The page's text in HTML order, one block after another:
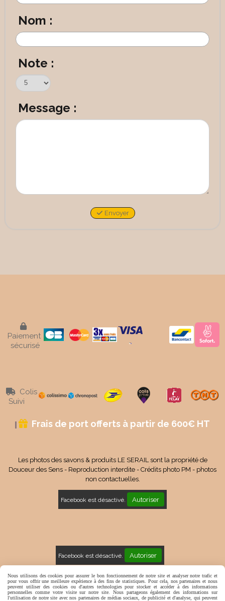
Nom :
Note :
Message :
Envoyer

Paiement
sécurisé

Colis
Suivi
 Frais de port offerts à partir de 600€ HT
Les photos des savons & produits LE SERAIL sont la propriété de
Douceur des Sens - Reproduction interdite - Crédits photo PM - photos
non contactuelles.
Facebook est désactivé. Autoriser
Facebook est désactivé. Autoriser
Mentions Légales Conditions générales de vente
Politique de confidentialité Gestion cookies Mon Compte
Nous utilisons des cookies pour assurer le bon fonctionnement de notre site et analyser notre trafic et
pour vous offrir une meilleure expérience à des fins de statistiques. Pour cela, nos partenaires et nous
peuvent utiliser des cookies ou d'autres technologies pour stocker et accéder à des informations
personnelles comme votre visite sur notre site. Nous partageons également des informations sur
l'utilisation de notre site avec nos partenaires de médias sociaux, de publicité et d'analyse, qui peuvent